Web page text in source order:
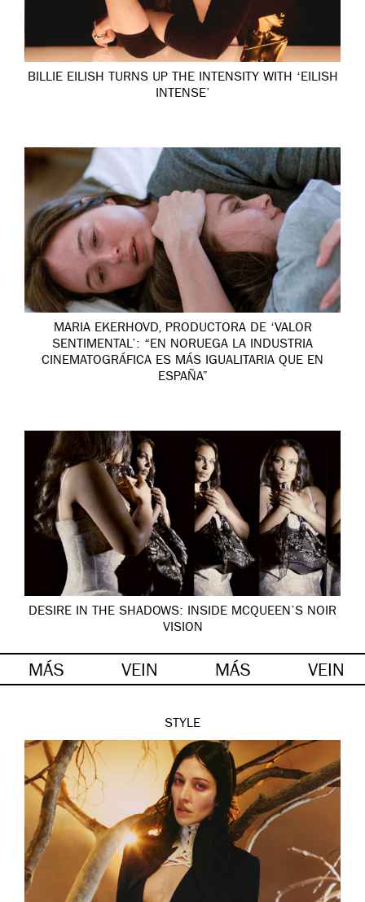
BILLIE EILISH TURNS UP THE INTENSITY WITH ‘EILISH
INTENSE’
MARIA EKERHOVD, PRODUCTORA DE ‘VALOR
SENTIMENTAL’: “EN NORUEGA LA INDUSTRIA
CINEMATOGRÁFICA ES MÁS IGUALITARIA QUE EN
ESPAÑA”
DESIRE IN THE SHADOWS: INSIDE MCQUEEN’S NOIR
VISION
MÁS VEIN MÁS VEIN
STYLE